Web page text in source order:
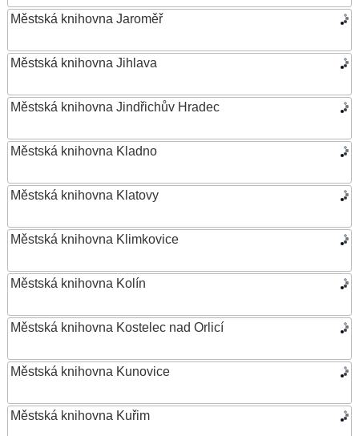
Městská knihovna Jaroměř
Městská knihovna Jihlava
Městská knihovna Jindřichův Hradec
Městská knihovna Kladno
Městská knihovna Klatovy
Městská knihovna Klimkovice
Městská knihovna Kolín
Městská knihovna Kostelec nad Orlicí
Městská knihovna Kunovice
Městská knihovna Kuřim